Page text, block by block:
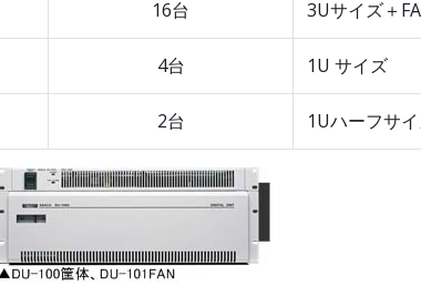
16台 3Uサイズ＋
4台 1U サイズ
2台 1Uハーフサ